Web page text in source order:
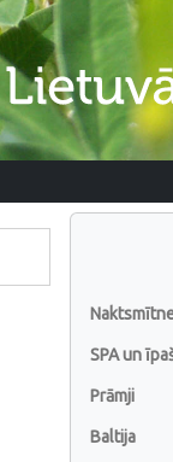
SPA un
Prāmji
Baltija